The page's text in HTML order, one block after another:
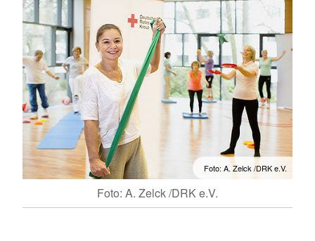
Foto: A. Zelck /DRK e.V.
Foto: A. Zelck /DRK e.V.